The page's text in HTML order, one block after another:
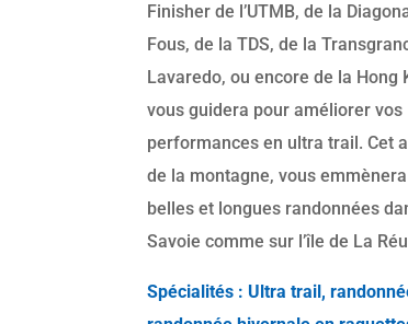
Finisher de l’UTMB, de la
Fous, de la TDS, de la
Lavaredo, ou encore de la Hong
vous guidera pour améliorer vos
performances en ultra trail. Cet
de la montagne, vous
belles et longues randonnées
Savoie comme sur l’île de La
Spécialités : Ultra trail,